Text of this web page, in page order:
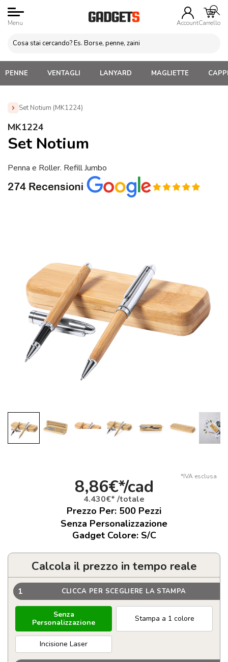
Menu AccountCarrello
PENNE VENTAGLI LANYARD MAGLIETTE
Set Notium (MK1224)
Home »
(MK1224)
MK1224
Set Notium
Penna e Roller. Refill Jumbo
*IVA esclusa
8,86€*/cad
4.430€* /totale
Prezzo Per: 500 Pezzi
Senza Personalizzazione
Gadget Colore: S/C
Calcola il prezzo in tempo reale
1 CLICCA PER SCEGLIERE LA STAMPA
Senza
Personalizzazione
Stampa a 1 colore
Incisione Laser